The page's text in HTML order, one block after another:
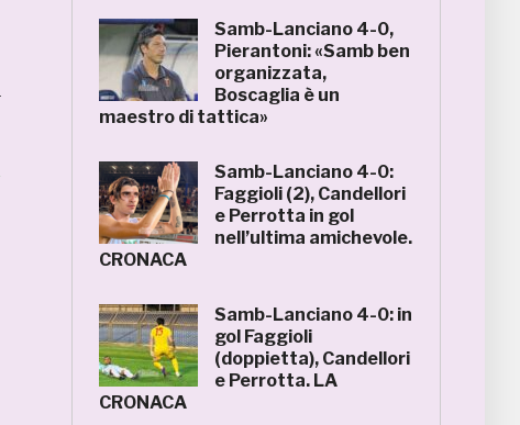
Samb-Lanciano 4-0,
Pierantoni: «Samb ben
organizzata,
Boscaglia è un
maestro di tattica»
Samb-Lanciano 4-0:
Faggioli (2), Candellori
e Perrotta in gol
nell’ultima amichevole.
CRONACA
Samb-Lanciano 4-0: in
gol Faggioli
(doppietta), Candellori
e Perrotta. LA
CRONACA